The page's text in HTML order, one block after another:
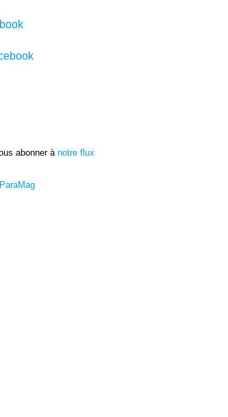
abonner ànotre flux